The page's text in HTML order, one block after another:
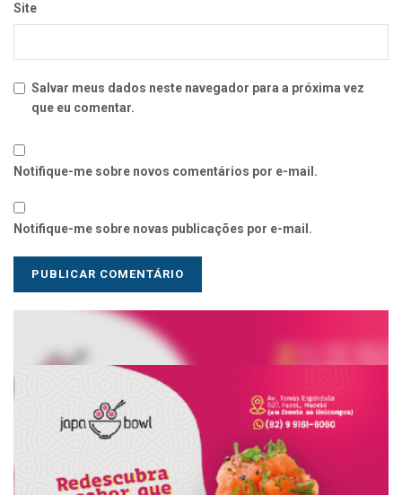
Site
Salvar meus dados neste navegador para a próxima vez
que eu comentar.
Notifique-me sobre novos comentários por e-mail.
Notifique-me sobre novas publicações por e-mail.